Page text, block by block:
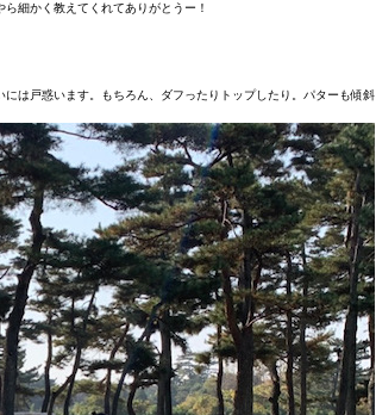
細かく教えてくれてありがとうー！
は戸惑います。もちろん、ダフったりトップしたり。パターも傾斜